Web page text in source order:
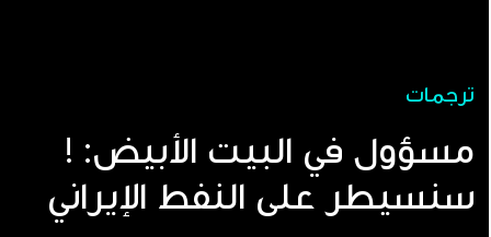
ترجمات
مسؤول في البيت الأبيض: !
سنسيطر على النفط الإيراني